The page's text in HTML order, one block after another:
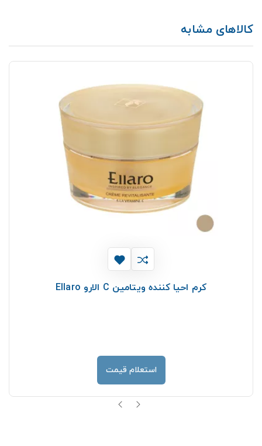
کالاهای مشابه
کرم احیا کننده ویتامین C الارو Ellaro
استعلام قیمت